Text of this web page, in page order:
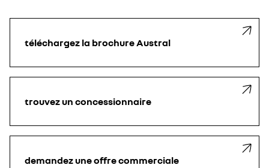
téléchargez la brochure Austral
trouvez un concessionnaire
demandez une offre commerciale